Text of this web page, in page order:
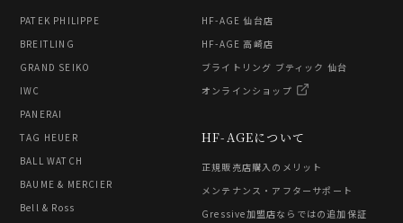
PATEK PHILIPPE
BREITLING
GRAND SEIKO
IWC
PANERAI
TAG HEUER
BALL WATCH
BAUME & MERCIER
Bell & Ross
HF-AGEについて
正規販売店購入のメリット
メンテナンス・アフターサポート
Gressive加盟店ならではの追加保証
HF-AGE 仙台店
HF-AGE 高崎店
ブライトリング ブティック 仙台
オンラインショップ